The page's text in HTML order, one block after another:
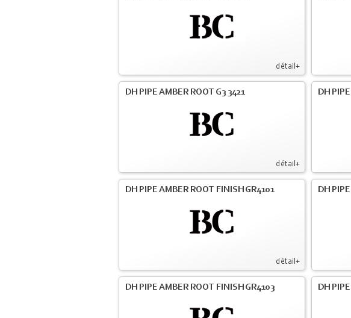
détail+
détail+
DH PIPE AMBER ROOT G3 3421 DH
détail+
DH PIPE AMBER ROOT FINISH GR4101 DH
DH PIPE AMBER ROOT FINISH GR4103 DH